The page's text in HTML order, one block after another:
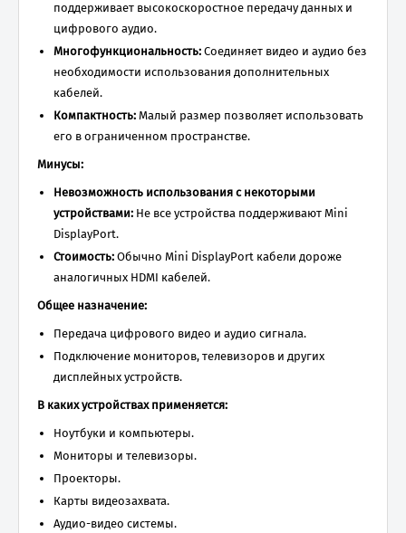
поддерживает высокоскоростное передачу данных и
цифрового аудио.
Многофункциональность: Соединяет видео и аудио без
необходимости использования дополнительных
кабелей.
Компактность: Малый размер позволяет использовать
его в ограниченном пространстве.
Минусы:
Невозможность использования с некоторыми
устройствами: Не все устройства поддерживают Mini
DisplayPort.
Стоимость: Обычно Mini DisplayPort кабели дороже
аналогичных HDMI кабелей.
Общее назначение:
Передача цифрового видео и аудио сигнала.
Подключение мониторов, телевизоров и других
дисплейных устройств.
В каких устройствах применяется:
Ноутбуки и компьютеры.
Мониторы и телевизоры.
Проекторы.
Карты видеозахвата.
Аудио-видео системы.